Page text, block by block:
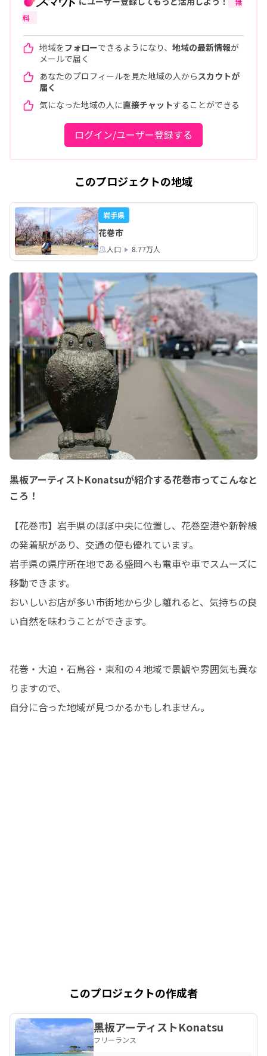
料
地域をフォローできるようになり、 地域の最新情報が
メールで届く
あなたのプロフィールを見た地域の人から スカウトが
届く
気になった地域の人に直接チャットすることができる
ログイン/ユーザー登録する
このプロジェクトの地域
岩手県
花巻市
人口 8.77万人
黒板アーティストKonatsuが紹介する花巻市ってこんなと
ころ！
【花巻市】岩手県のほぼ中央に位置し、花巻空港や新幹線
の発着駅があり、交通の便も優れています。
岩手県の県庁所在地である盛岡へも電車や車でスムーズに
移動できます。
おいしいお店が多い市街地から少し離れると、気持ちの良
い自然を味わうことができます。
花巻・大迫・石鳥谷・東和の４地域で景観や雰囲気も異な
りますので、
自分に合った地域が見つかるかもしれません。
このプロジェクトの作成者
黒板アーティストKonatsu
フリーランス